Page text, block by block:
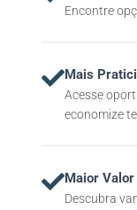
Encontre
Mais
Acesse
economize
Maior Valor
Descubra